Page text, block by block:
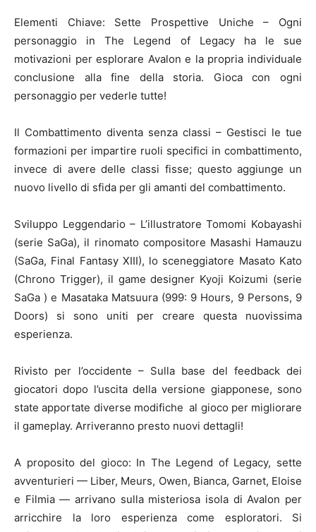
Elementi Chiave: Sette Prospettive Uniche – Ogni
personaggio in The Legend of Legacy ha le sue
motivazioni per esplorare Avalon e la propria individuale
conclusione alla fine della storia. Gioca con ogni
personaggio per vederle tutte!
Il Combattimento diventa senza classi – Gestisci le tue
formazioni per impartire ruoli specifici in combattimento,
invece di avere delle classi fisse; questo aggiunge un
nuovo livello di sfida per gli amanti del combattimento.
Sviluppo Leggendario – L’illustratore Tomomi Kobayashi
(serie SaGa), il rinomato compositore Masashi Hamauzu
(SaGa, Final Fantasy XIII), lo sceneggiatore Masato Kato
(Chrono Trigger), il game designer Kyoji Koizumi (serie
SaGa ) e Masataka Matsuura (999: 9 Hours, 9 Persons, 9
Doors) si sono uniti per creare questa nuovissima
esperienza.
Rivisto per l’occidente – Sulla base del feedback dei
giocatori dopo l’uscita della versione giapponese, sono
state apportate diverse modifiche al gioco per migliorare
il gameplay. Arriveranno presto nuovi dettagli!
A proposito del gioco: In The Legend of Legacy, sette
avventurieri — Liber, Meurs, Owen, Bianca, Garnet, Eloise
e Filmia — arrivano sulla misteriosa isola di Avalon per
arricchire la loro esperienza come esploratori. Si